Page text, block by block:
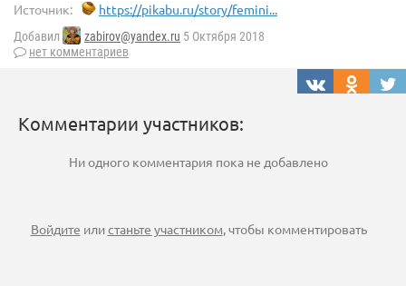
Источник: https://pikabu.ru/story/femini...
Добавил zabirov@yandex.ru 5 Октября 2018
нет комментариев
Комментарии участников:
Ни одного комментария пока не добавлено
Войдите илистаньте участником, чтобы комментировать